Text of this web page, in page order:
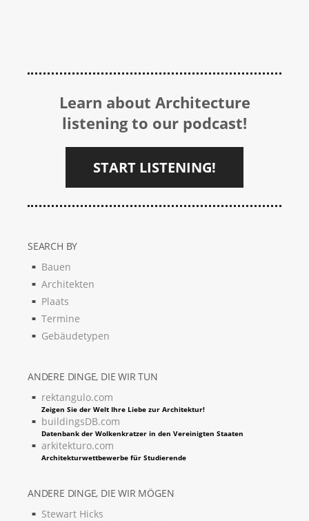
Learn about Architecture
listening to our podcast!
START LISTENING!
SEARCH BY
Bauen
Architekten
Plaats
Termine
Gebäudetypen
ANDERE DINGE, DIE WIR TUN
rektangulo.com
Zeigen Sie der Welt Ihre Liebe zur Architektur!
buildingsDB.com
Datenbank der Wolkenkratzer in den Vereinigten Staaten
arkitekturo.com
Architekturwettbewerbe für Studierende
ANDERE DINGE, DIE WIR MÖGEN
Stewart Hicks